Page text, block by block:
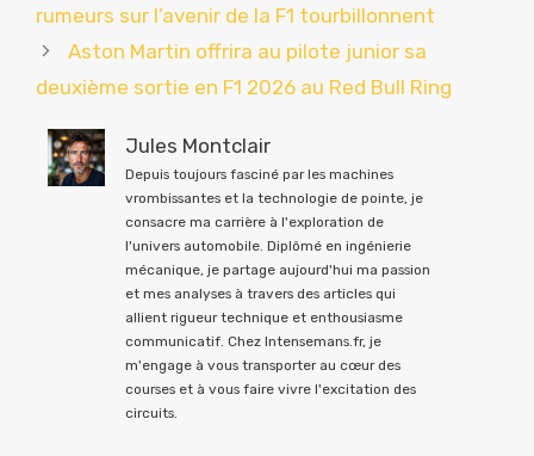
rumeurs sur l’avenir de la F1 tourbillonnent
Aston Martin offrira au pilote junior sa
deuxième sortie en F1 2026 au Red Bull Ring
Jules Montclair
Depuis toujours fasciné par les machines
vrombissantes et la technologie de pointe, je
consacre ma carrière à l'exploration de
l'univers automobile. Diplômé en ingénierie
mécanique, je partage aujourd'hui ma passion
et mes analyses à travers des articles qui
allient rigueur technique et enthousiasme
communicatif. Chez Intensemans.fr, je
m'engage à vous transporter au cœur des
courses et à vous faire vivre l'excitation des
circuits.